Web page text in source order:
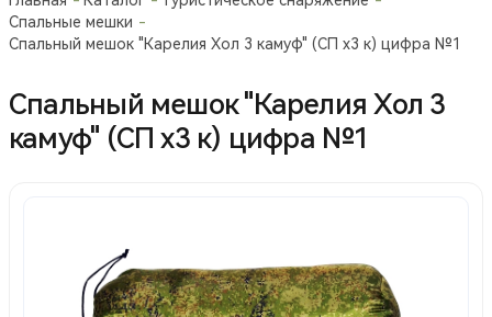
Спальные мешки
Спальный мешок "Карелия Хол 3 камуф" (СП х3 к) цифра №1
Спальный мешок "Карелия Хол 3
камуф" (СП х3 к) цифра №1